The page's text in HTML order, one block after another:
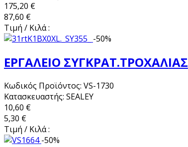
175,20 €
87,60 €
Τιμή / Κιλά :
-50%
ΕΡΓΑΛΕΙΟ ΣΥΓΚΡΑΤ.ΤΡΟΧΑΛΙΑΣ
Κωδικός Προϊόντος: VS-1730
Κατασκευαστής: SEALEY
10,60 €
5,30 €
Τιμή / Κιλά :
-50%